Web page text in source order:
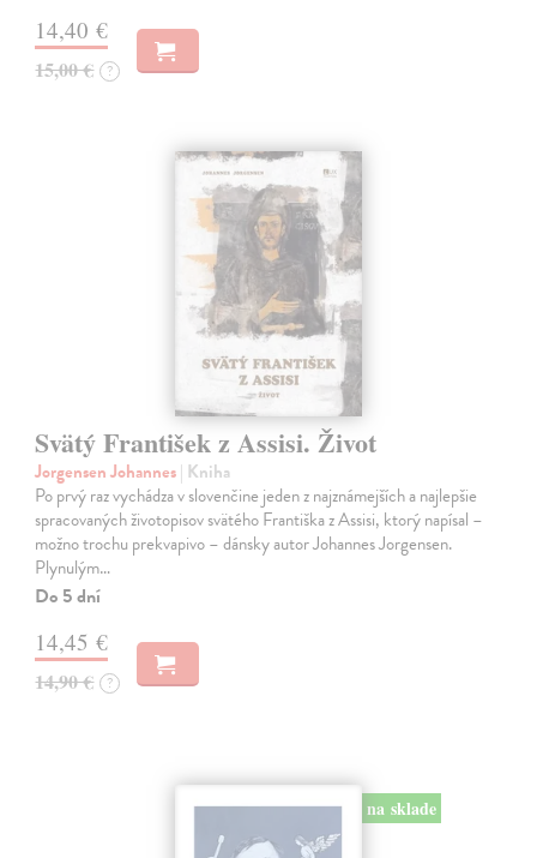
14,40 €
15,00 € ?
Svätý František z Assisi. Život
Jorgensen Johannes| Kniha
Po prvý raz vychádza v slovenčine jeden z najznámejších a najlepšie
spracovaných životopisov svätého Františka z Assisi, ktorý napísal –
možno trochu prekvapivo – dánsky autor Johannes Jorgensen.
Plynulým…
Do 5 dní
14,45 €
14,90 € ?
na sklade